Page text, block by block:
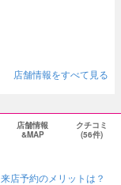
店舗情報をすべて見る
店舗情報
&MAP
クチコミ
(56件)
来店予約のメリットは？